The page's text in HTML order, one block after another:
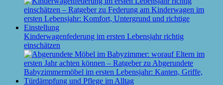
Kinderwagenfederung im ersten Lebensjahr richtig
einschätzen